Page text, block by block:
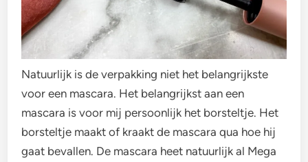
Natuurlijk is de verpakking niet het belangrijkste
voor een mascara. Het belangrijkst aan een
mascara is voor mij persoonlijk het borsteltje. Het
borsteltje maakt of kraakt de mascara qua hoe hij
gaat bevallen. De mascara heet natuurlijk al Mega